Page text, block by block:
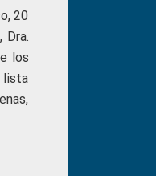
20
Dra.
los
lista